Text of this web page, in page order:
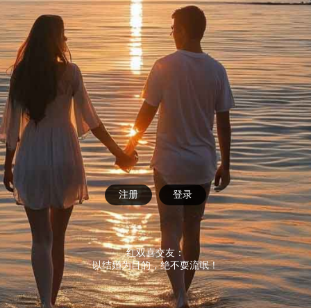
注册 登录
红双喜交友：
以结婚为目的，绝不耍流氓！